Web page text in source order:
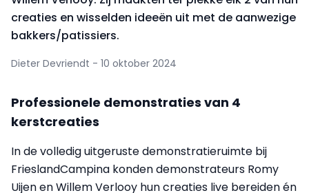
creaties en wisselden ideeën uit met de aanwezige
bakkers/patissiers.
Dieter Devriendt - 10 oktober 2024
Professionele demonstraties van 4
kerstcreaties
In de volledig uitgeruste demonstratieruimte bij
FrieslandCampina konden demonstrateurs Romy
Uijen en Willem Verlooy hun creaties live bereiden én